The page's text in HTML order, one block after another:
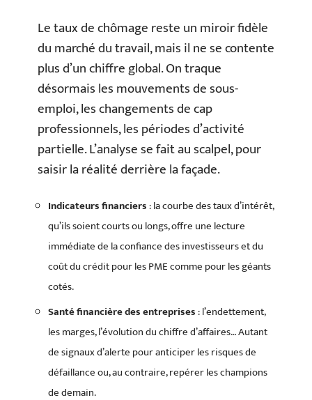
Le taux de chômage reste un miroir fidèle
du marché du travail, mais il ne se contente
plus d’un chiffre global. On traque
désormais les mouvements de sous-
emploi, les changements de cap
professionnels, les périodes d’activité
partielle. L’analyse se fait au scalpel, pour
saisir la réalité derrière la façade.
Indicateurs financiers: la courbe des taux d’intérêt,
qu’ils soient courts ou longs, offre une lecture
immédiate de la confiance des investisseurs et du
coût du crédit pour les PME comme pour les géants
cotés.
Santé financière des entreprises: l’endettement,
les marges, l’évolution du chiffre d’affaires… Autant
de signaux d’alerte pour anticiper les risques de
défaillance ou, au contraire, repérer les champions
de demain.